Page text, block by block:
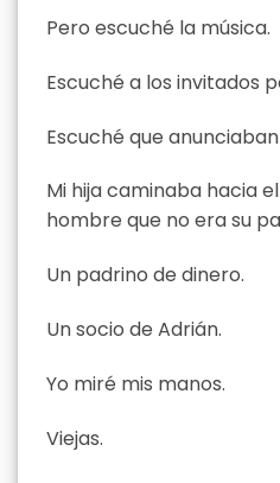
Pero escuché la música.
Escuché a los invitados
Escuché que
Mi hija caminaba hacia
hombre que no era su
Un padrino de dinero.
Un socio de Adrián.
Yo miré mis manos.
Viejas.